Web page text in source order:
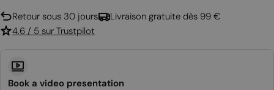
Retour sous 30 jours
Livraison gratuite dès 99 €
4.6 / 5 sur Trustpilot
Book a video presentation